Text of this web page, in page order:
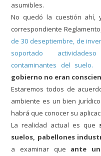
asumibles.
No quedó la cuestión
correspondiente
de 30 deseptiembre, de
soportado
contaminantes del suelo.
gobierno no eran
Estaremos todos de
ambiente es un bien
habrá que conocer su
La realidad actual es que
suelos, pabellones
a examinar que ante